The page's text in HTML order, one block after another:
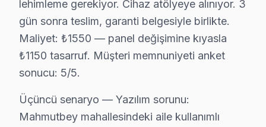
• Bağcılar'de her parçada 2 yıl değişim garantisi
• Bağcılar'de aynı gün tedarik imkânı (Bağcılar
Bağcılar'da Techwood orijinal parça ile yapılan
Bağcılar'de Techwood Servis Ne Kadar?
Bağcılar'de Techwood televizyon ünitesi tamir
Bağcılar arıza türüne göre düzeltme bedelleri (2025):
lehimleme gerekiyor. Cihaz atölyeye alınıyor. 3
gün sonra teslim, garanti belgesiyle birlikte.
Maliyet: ₺1550 — panel değişimine kıyasla
₺1150 tasarruf. Müşteri memnuniyeti anket
sonucu: 5/5.
Üçüncü senaryo — Yazılım sorunu:
Mahmutbey mahallesindeki aile kullanımlı